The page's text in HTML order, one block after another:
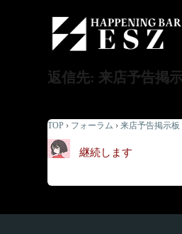
返信先: 来店予告掲
TOP › フォーラム › 来店予告掲示板
継続します